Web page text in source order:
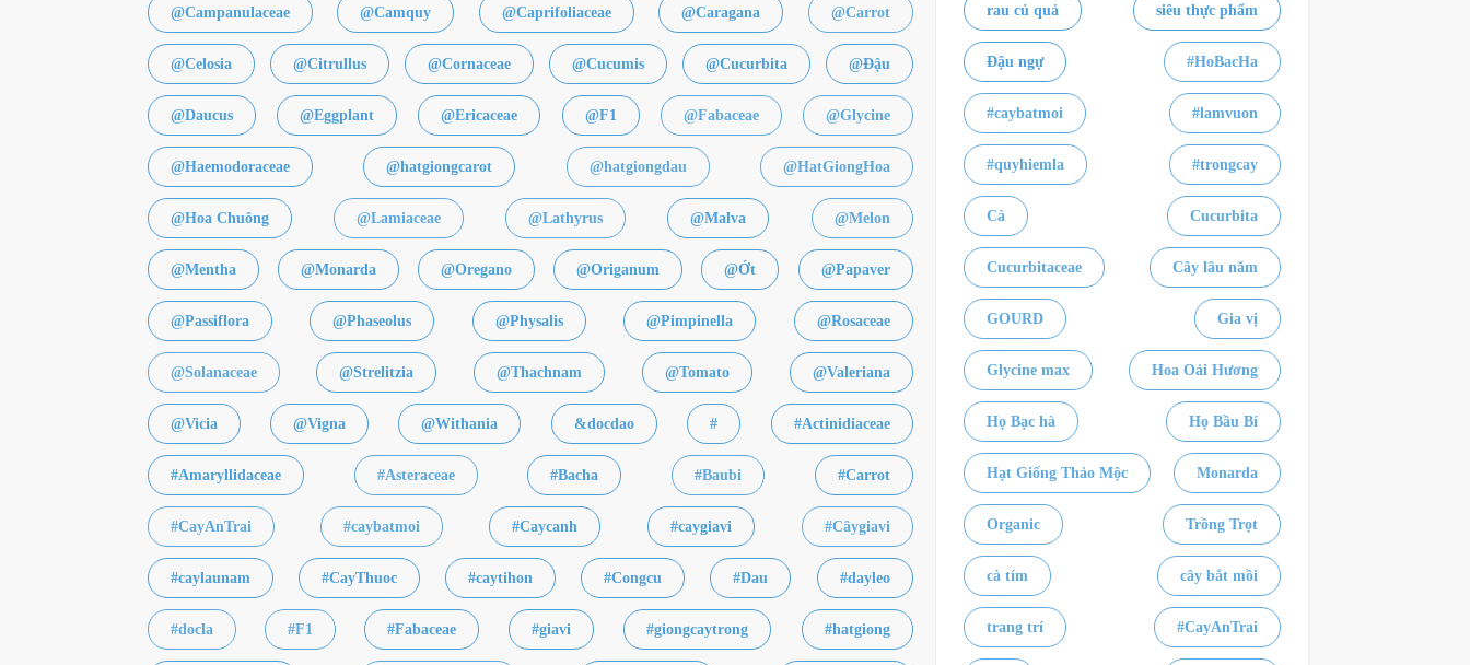
@Campanulaceae @Camquy @Caprifoliaceae @Caragana @Carrot
@Celosia @Citrullus @Cornaceae @Cucumis @Cucurbita @Đậu
@Daucus @Eggplant @Ericaceae @F1 @Fabaceae @Glycine
@Haemodoraceae @hatgiongcarot @hatgiongdau @HatGiongHoa
@Hoa Chuông @Lamiaceae @Lathyrus @Malva @Melon
@Mentha @Monarda @Oregano @Origanum @Ớt @Papaver
@Passiflora @Phaseolus @Physalis @Pimpinella @Rosaceae
@Solanaceae @Strelitzia @Thachnam @Tomato @Valeriana
@Vicia @Vigna @Withania &docdao # #Actinidiaceae
#Amaryllidaceae #Asteraceae #Bacha #Baubi #Carrot
#CayAnTrai #caybatmoi #Caycanh #caygiavi #Câygiavi
#caylaunam #CayThuoc #caytihon #Congcu #Dau #dayleo
#docla #F1 #Fabaceae #giavi #giongcaytrong #hatgiong
rau củ quả siêu thực phẩm
Đậu ngự #HoBacHa
#caybatmoi #lamvuon
#quyhiemla #trongcay
Cà Cucurbita
Cucurbitaceae Cây lâu năm
GOURD Gia vị
Glycine max Hoa Oải Hương
Họ Bạc hà Họ Bầu Bí
Hạt Giống Thảo Mộc Monarda
Organic Trồng Trọt
cà tím cây bắt mồi
trang trí #CayAnTrai